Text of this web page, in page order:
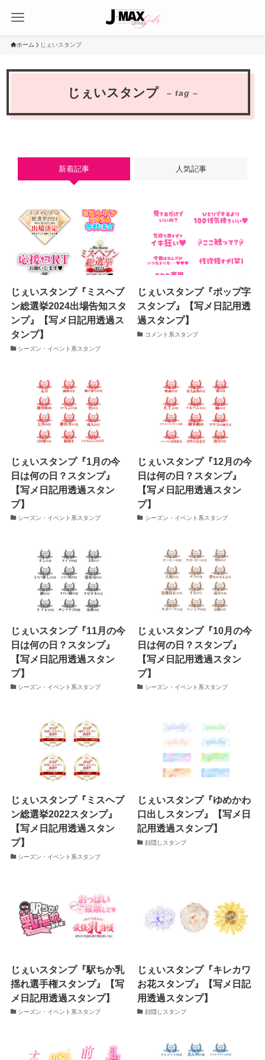
ホーム じぇいスタンプ
じぇいスタンプ – tag –
新着記事 人気記事
じぇいスタンプ『ミスヘブ
ン総選挙2024出場告知スタ
ンプ』【写メ日記用透過ス
タンプ】
シーズン・イベント系スタンプ
じぇいスタンプ『ポップ字
スタンプ』【写メ日記用透
過スタンプ】
コメント系スタンプ
じぇいスタンプ『1月の今
日は何の日？スタンプ』
【写メ日記用透過スタン
プ】
シーズン・イベント系スタンプ
じぇいスタンプ『12月の今
日は何の日？スタンプ』
【写メ日記用透過スタン
プ】
シーズン・イベント系スタンプ
じぇいスタンプ『11月の今
日は何の日？スタンプ』
【写メ日記用透過スタン
プ】
シーズン・イベント系スタンプ
じぇいスタンプ『10月の今
日は何の日？スタンプ』
【写メ日記用透過スタン
プ】
シーズン・イベント系スタンプ
じぇいスタンプ『ミスヘブ
ン総選挙2022スタンプ』
【写メ日記用透過スタン
プ】
シーズン・イベント系スタンプ
じぇいスタンプ『ゆめかわ
口出しスタンプ』【写メ日
記用透過スタンプ】
顔隠しスタンプ
じぇいスタンプ『駅ちか乳
揺れ選手権スタンプ』【写
メ日記用透過スタンプ】
シーズン・イベント系スタンプ
じぇいスタンプ『キレカワ
お花スタンプ』【写メ日記
用透過スタンプ】
顔隠しスタンプ